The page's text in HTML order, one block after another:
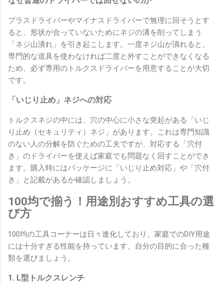
プラスドライバーやマイナスドライバーで無理に回そうとす
ると、形状が合っていないためにネジの溝を削ってしまう
「ネジ山潰れ」を引き起こします。一度ネジ山が潰れると、
専門的な道具を使わなければ二度と外すことができなくなる
ため、必ず専用のトルクスドライバーを用意することが大切
です。
「いじり止め」ネジへの対応
トルクスネジの中には、穴の中心に小さな突起がある「いじ
り止め（セキュリティ）ネジ」があります。これは専門知識
のない人の分解を防ぐための工夫ですが、対応する「穴付
き」のドライバーを使えば家庭でも問題なく回すことができ
ます。購入時にはパッケージに「いじり止め対応」や「穴付
き」と記載があるか確認しましょう。
100均で揃う！用途別おすすめ工具の選
び方
100均の工具コーナーは日々進化しており、家庭でのDIY用途
には十分すぎる性能を持っています。自分の目的に合った種
類を選びましょう。
1. L型トルクスレンチ